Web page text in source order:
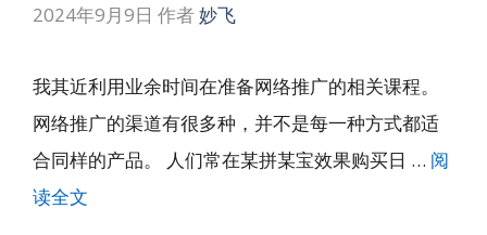
2024年9月9日 作者妙飞
我其近利用业余时间在准备网络推广的相关课程。
网络推广的渠道有很多种，并不是每一种方式都适
合同样的产品。 人们常在某拼某宝效果购买日 … 阅
读全文